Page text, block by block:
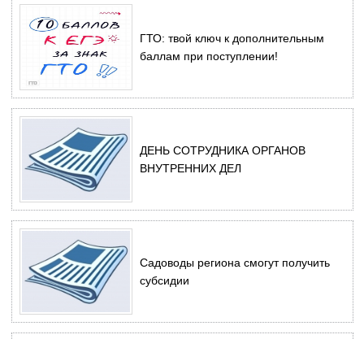
ГТО: твой ключ к дополнительным
баллам при поступлении!
ДЕНЬ СОТРУДНИКА ОРГАНОВ
ВНУТРЕННИХ ДЕЛ
Садоводы региона смогут получить
субсидии